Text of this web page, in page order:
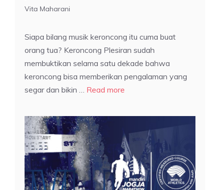
Vita Maharani
Siapa bilang musik keroncong itu cuma buat
orang tua? Keroncong Plesiran sudah
membuktikan selama satu dekade bahwa
keroncong bisa memberikan pengalaman yang
segar dan bikin … Read more